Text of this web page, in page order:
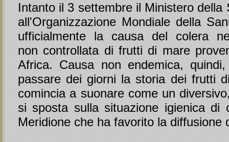
Intanto il 3 settembre il Ministero della
all'Organizzazione Mondiale della
ufficialmente la causa del colera
non controllata di frutti di mare
Africa. Causa non endemica,
passare dei giorni la storia dei frutti
comincia a suonare come un
si sposta sulla situazione igienica di
Meridione che ha favorito la diffusione